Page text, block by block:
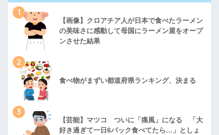
1
【画像】クロアチア人が日本で食べたラーメン
の美味さに感動して母国にラーメン屋をオープ
ンさせた結果
2
食べ物がまずい都道府県ランキング、決まる
3
【芸能】マツコ ついに「痛風」になる 「大
好き過ぎて一日6パック食べてたら…」としょ